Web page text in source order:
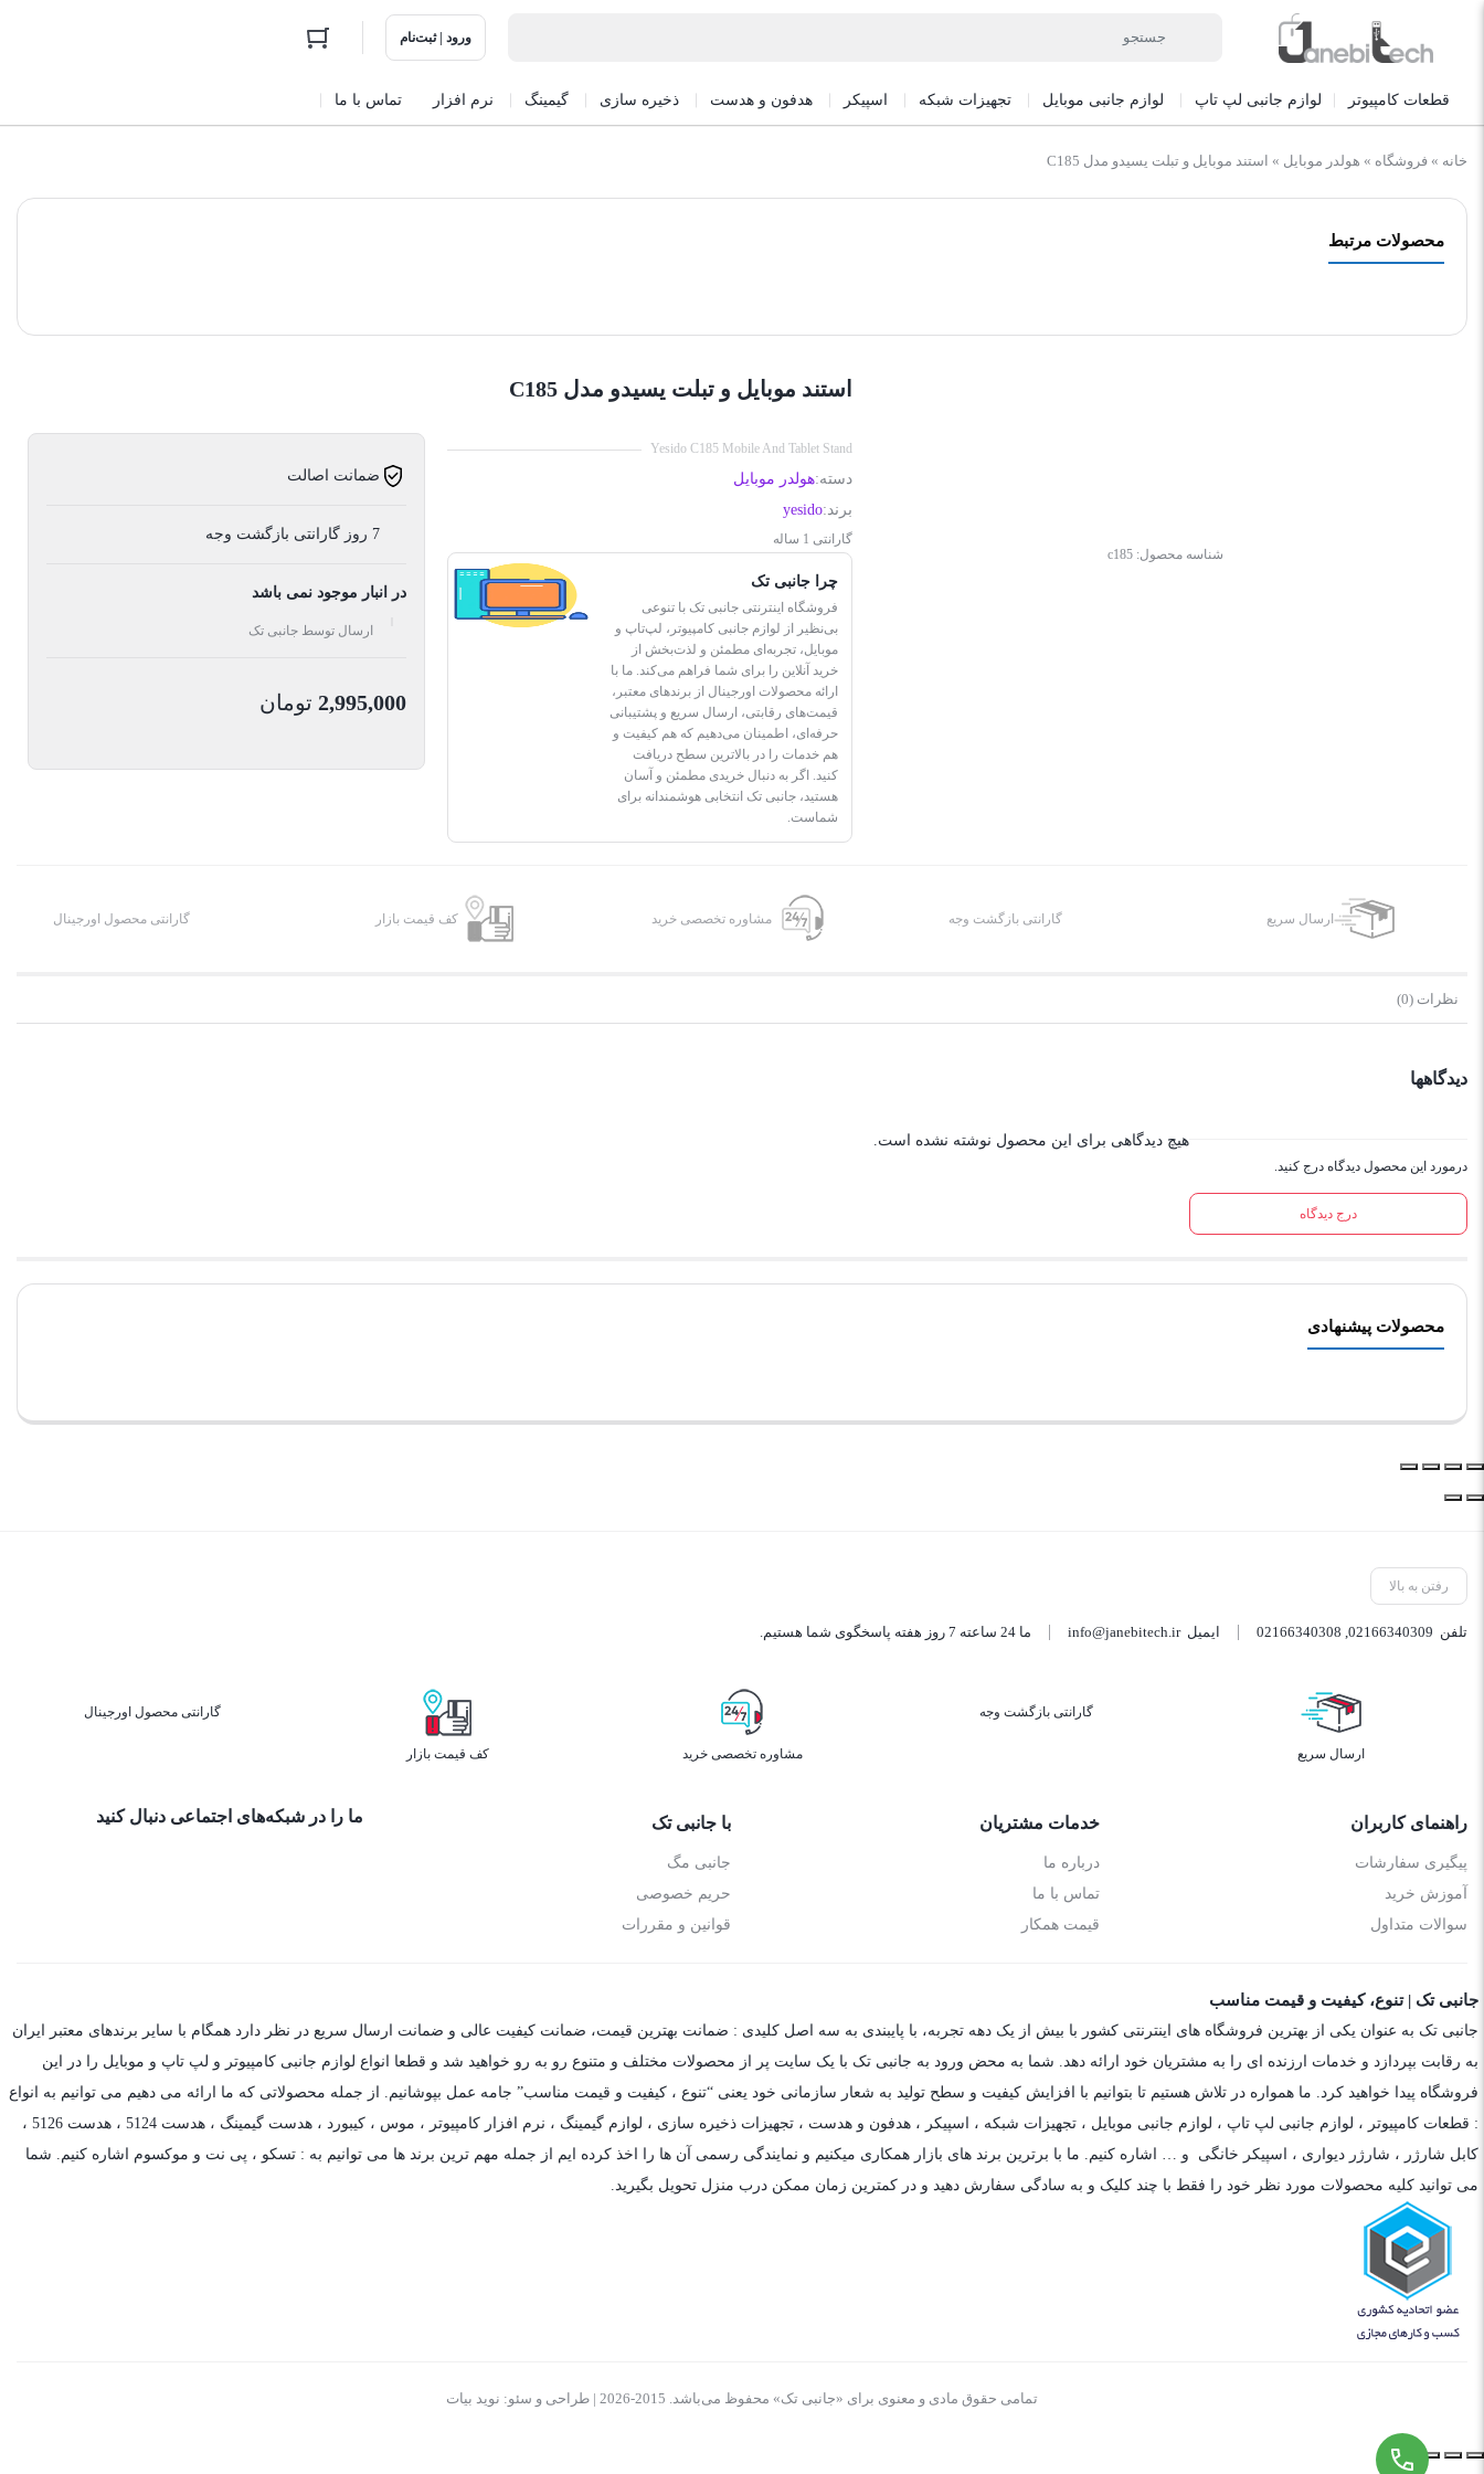
ورود | ثبت‌نام
قطعات کامپیوتر لوازم جانبی لپ تاپ لوازم جانبی موبایل تجهیزات شبکه اسپیکر هدفون و هدست ذخیره سازی گیمینگ نرم افزار تماس با ما
خانه » فروشگاه » هولدر موبایل » استند موبایل و تبلت یسیدو مدل C185
محصولات مرتبط
شناسه محصول:c185
استند موبایل و تبلت یسیدو مدل C185
Yesido C185 Mobile And Tablet Stand
دسته:هولدر موبایل
برند:yesido
گارانتی 1 ساله
چرا جانبی تک
فروشگاه اینترنتی جانبی تک با تنوعی
بی‌نظیر از لوازم جانبی کامپیوتر، لپ‌تاپ و
موبایل، تجربه‌ای مطمئن و لذت‌بخش از
خرید آنلاین را برای شما فراهم می‌کند. ما با
ارائه محصولات اورجینال از برندهای معتبر،
قیمت‌های رقابتی، ارسال سریع و پشتیبانی
حرفه‌ای، اطمینان می‌دهیم که هم کیفیت و
هم خدمات را در بالاترین سطح دریافت
کنید. اگر به دنبال خریدی مطمئن و آسان
هستید، جانبی تک انتخابی هوشمندانه برای
شماست.
ضمانت اصالت
7 روز گارانتی بازگشت وجه
در انبار موجود نمی باشد
ارسال توسط جانبی تک
2,995,000 تومان
ارسال سریع گارانتی بازگشت وجه مشاوره تخصصی خرید کف قیمت بازار گارانتی محصول اورجینال
نظرات (0)
دیدگاهها
درمورد این محصول دیدگاه درج کنید.
درج دیدگاه
هیچ دیدگاهی برای این محصول نوشته نشده است.
محصولات پیشنهادی
رفتن به بالا
تلفن 02166340309
,
02166340308 ایمیلinfo@janebitech.ir ما 24 ساعته 7 روز هفته پاسخگوی شما هستیم.
ارسال سریع
گارانتی بازگشت وجه
مشاوره تخصصی خرید کف قیمت بازار
گارانتی محصول اورجینال
راهنمای کاربران
پیگیری سفارشات
آموزش خرید
سوالات متداول
خدمات مشتریان
درباره ما
تماس با ما
قیمت همکار
با جانبی تک
جانبی مگ
حریم خصوصی
قوانین و مقررات
ما را در شبکه‌های اجتماعی دنبال کنید
جانبی تک | تنوع، کیفیت و قیمت مناسب
جانبی تک به عنوان یکی از بهترین فروشگاه های اینترنتی کشور با بیش از یک دهه تجربه، با پایبندی به سه اصل کلیدی : ضمانت بهترین قیمت، ضمانت کیفیت عالی و ضمانت ارسال سریع در نظر دارد همگام با سایر برندهای معتبر ایران
به رقابت بپردازد و خدمات ارزنده ای را به مشتریان خود ارائه دهد. شما به محض ورود به جانبی تک با یک سایت پر از محصولات مختلف و متنوع رو به رو خواهید شد و قطعا انواع لوازم جانبی کامپیوتر و لپ تاپ و موبایل را در این
فروشگاه پیدا خواهید کرد. ما همواره در تلاش هستیم تا بتوانیم با افزایش کیفیت و سطح تولید به شعار سازمانی خود یعنی “تنوع ، کیفیت و قیمت مناسب” جامه عمل بپوشانیم. از جمله محصولاتی که ما ارائه می دهیم می توانیم به انواع
: قطعات کامپیوتر ، لوازم جانبی لپ تاپ ، لوازم جانبی موبایل ، تجهیزات شبکه ، اسپیکر ، هدفون و هدست ، تجهیزات ذخیره سازی ، لوازم گیمینگ ، نرم افزار کامپیوتر ، موس ، کیبورد ، هدست گیمینگ ، هدست 5124 ، هدست 5126 ،
کابل شارژر ، شارژر دیواری ، اسپیکر خانگی و … اشاره کنیم. ما با برترین برند های بازار همکاری میکنیم و نمایندگی رسمی آن ها را اخذ کرده ایم از جمله مهم ترین برند ها می توانیم به : تسکو ، پی نت و موکسوم اشاره کنیم. شما
می توانید کلیه محصولات مورد نظر خود را فقط با چند کلیک و به سادگی سفارش دهید و در کمترین زمان ممکن درب منزل تحویل بگیرید.
تمامی حقوق مادی و معنوی برای «جانبی تک» محفوظ می‌باشد. 2015-2026 | طراحی و سئو: نوید بیات